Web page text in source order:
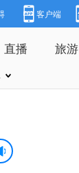
客户端
直播 旅游